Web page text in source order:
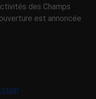
des Champs
est annoncée